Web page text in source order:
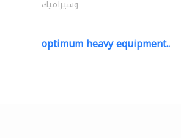
وسيراميك
optimum heavy equipment..